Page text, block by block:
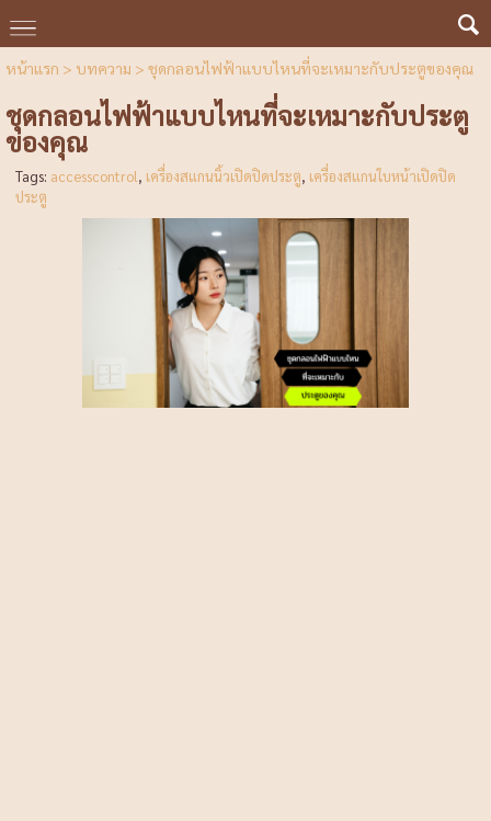
หน้าแรก > บทความ > ชุดกลอนไฟฟ้าแบบไหนที่จะเหมาะกับประตูของคุณ
ชุดกลอนไฟฟ้าแบบไหนที่จะเหมาะกับประตู
ของคุณ
Tags: accesscontrol, เครื่องสแกนนิ้วเปิดปิดประตู, เครื่องสแกนใบหน้าเปิดปิด
ประตู